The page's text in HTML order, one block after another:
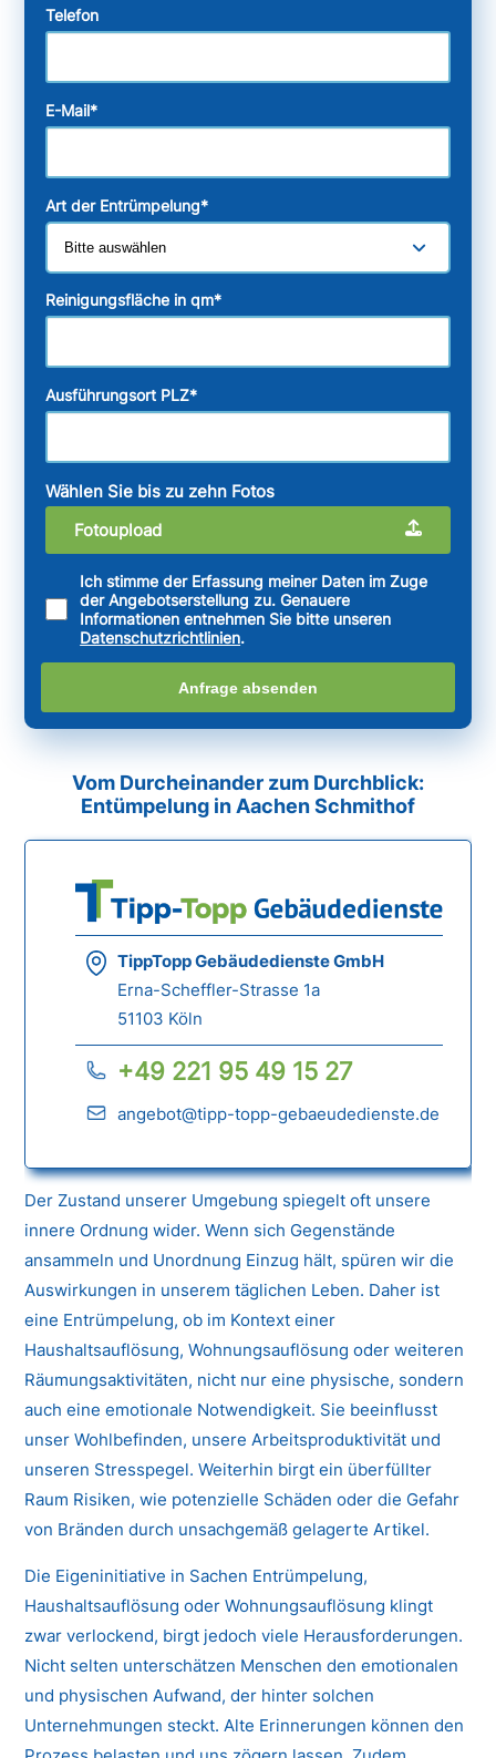
Telefon
E-Mail*
Art der Entrümpelung*
Reinigungsfläche in qm*
Ausführungsort PLZ*
Wählen Sie bis zu zehn Fotos
Fotoupload
Ich stimme der Erfassung meiner Daten im Zuge
der Angebotserstellung zu. Genauere
Informationen entnehmen Sie bitte unseren
Datenschutzrichtlinien.
Anfrage absenden
Vom Durcheinander zum Durchblick:
Entümpelung in Aachen Schmithof
TippTopp Gebäudedienste GmbH
Erna-Scheffler-Strasse 1a
51103 Köln
+49 221 95 49 15 27
angebot@tipp-topp-gebaeudedienste.de
Der Zustand unserer Umgebung spiegelt oft unsere
innere Ordnung wider. Wenn sich Gegenstände
ansammeln und Unordnung Einzug hält, spüren wir die
Auswirkungen in unserem täglichen Leben. Daher ist
eine Entrümpelung, ob im Kontext einer
Haushaltsauflösung, Wohnungsauflösung oder weiteren
Räumungsaktivitäten, nicht nur eine physische, sondern
auch eine emotionale Notwendigkeit. Sie beeinflusst
unser Wohlbefinden, unsere Arbeitsproduktivität und
unseren Stresspegel. Weiterhin birgt ein überfüllter
Raum Risiken, wie potenzielle Schäden oder die Gefahr
von Bränden durch unsachgemäß gelagerte Artikel.
Die Eigeninitiative in Sachen Entrümpelung,
Haushaltsauflösung oder Wohnungsauflösung klingt
zwar verlockend, birgt jedoch viele Herausforderungen.
Nicht selten unterschätzen Menschen den emotionalen
und physischen Aufwand, der hinter solchen
Unternehmungen steckt. Alte Erinnerungen können den